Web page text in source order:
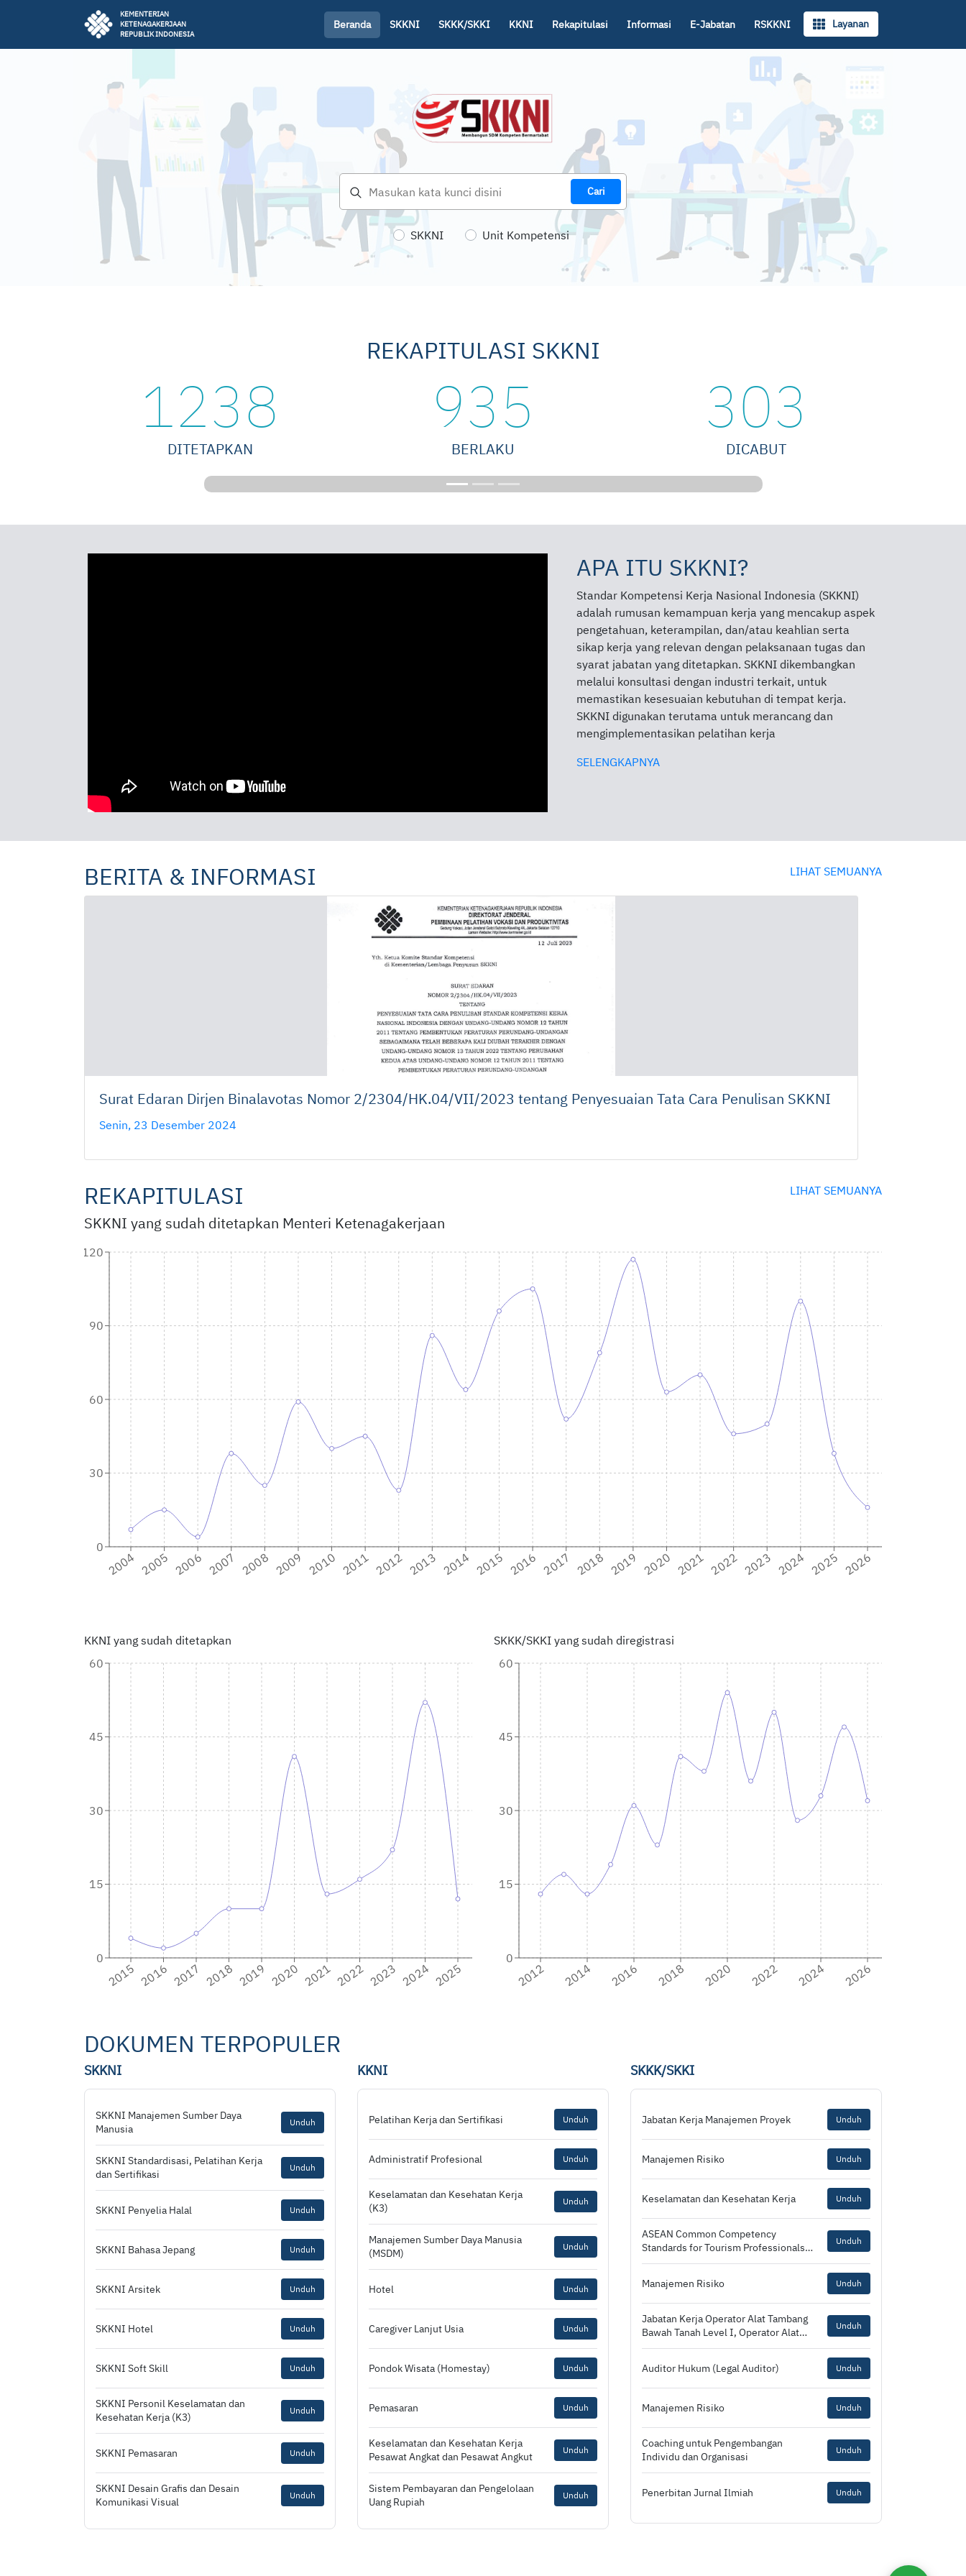
KEMENTERIAN
KETENAGAKERJAAN
REPUBLIK INDONESIA
Beranda SKKNI SKKK/SKKI KKNI Rekapitulasi Informasi E-Jabatan RSKKNI Layanan
Cari
SKKNI Unit Kompetensi
REKAPITULASI SKKNI
1238
DITETAPKAN
935
BERLAKU
303
DICABUT
APA ITU SKKNI?
Standar Kompetensi Kerja Nasional Indonesia (SKKNI)
adalah rumusan kemampuan kerja yang mencakup aspek
pengetahuan, keterampilan, dan/atau keahlian serta
sikap kerja yang relevan dengan pelaksanaan tugas dan
syarat jabatan yang ditetapkan. SKKNI dikembangkan
melalui konsultasi dengan industri terkait, untuk
memastikan kesesuaian kebutuhan di tempat kerja.
SKKNI digunakan terutama untuk merancang dan
mengimplementasikan pelatihan kerja
SELENGKAPNYA
BERITA & INFORMASI LIHAT SEMUANYA
Surat Edaran Dirjen Binalavotas Nomor 2/2304/HK.04/VII/2023 tentang Penyesuaian Tata Cara Penulisan SKKNI
Senin, 23 Desember 2024
REKAPITULASI LIHAT SEMUANYA
SKKNI yang sudah ditetapkan Menteri Ketenagakerjaan
2004 2005 2006 2007 2008 2009 2010 2011 2012 2013 2014 2015 2016 2017 2018 2019 2020 2021 2022 2023 2024 2025 2026
0
30
60
90
120
KKNI yang sudah ditetapkan
2015 2016 2017 2018 2019 2020 2021 2022 2023 2024 2025
0
15
30
45
60
SKKK/SKKI yang sudah diregistrasi
2012 2014 2016 2018 2020 2022 2024 2026
0
15
30
45
60
DOKUMEN TERPOPULER
SKKNI
SKKNI Manajemen Sumber Daya
Manusia
Unduh
SKKNI Standardisasi, Pelatihan Kerja
dan Sertifikasi
Unduh
SKKNI Penyelia Halal Unduh
SKKNI Bahasa Jepang Unduh
SKKNI Arsitek Unduh
SKKNI Hotel Unduh
SKKNI Soft Skill Unduh
SKKNI Personil Keselamatan dan
Kesehatan Kerja (K3)
Unduh
SKKNI Pemasaran Unduh
SKKNI Desain Grafis dan Desain
Komunikasi Visual
Unduh
KKNI
Pelatihan Kerja dan Sertifikasi Unduh
Administratif Profesional Unduh
Keselamatan dan Kesehatan Kerja
(K3)
Unduh
Manajemen Sumber Daya Manusia
(MSDM)
Unduh
Hotel Unduh
Caregiver Lanjut Usia Unduh
Pondok Wisata (Homestay) Unduh
Pemasaran Unduh
Keselamatan dan Kesehatan Kerja
Pesawat Angkat dan Pesawat Angkut
Unduh
Sistem Pembayaran dan Pengelolaan
Uang Rupiah
Unduh
SKKK/SKKI
Jabatan Kerja Manajemen Proyek Unduh
Manajemen Risiko Unduh
Keselamatan dan Kesehatan Kerja Unduh
ASEAN Common Competency
Standards for Tourism Professionals
(ACCSTP)
Unduh
Manajemen Risiko Unduh
Jabatan Kerja Operator Alat Tambang
Bawah Tanah Level I, Operator Alat
Angkut Level I, Operator Peralatan
Operator Alat Pemuat Level I,
Operator Alat Angkat Level I, Pekerja
Bor Tambang Terbuka Level I, Juru Bor
Tambang Bawah Tanah Level I, Juru
Listrik Level I, Juru Las Level I, Juru
Ikat Level I, Juru Ventilasi Level I, dan
Unduh
Auditor Hukum (Legal Auditor) Unduh
Manajemen Risiko Unduh
Coaching untuk Pengembangan
Individu dan Organisasi
Unduh
Penerbitan Jurnal Ilmiah Unduh